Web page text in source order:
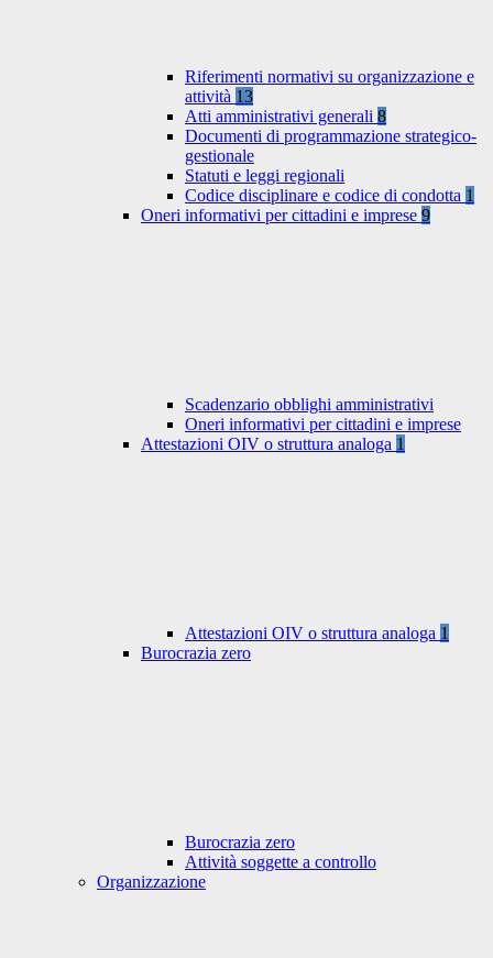
Riferimenti normativi su organizzazione e
attività 13
Atti amministrativi generali 8
Documenti di programmazione strategico-
gestionale
Statuti e leggi regionali
Codice disciplinare e codice di condotta 1
Oneri informativi per cittadini e imprese 9
Scadenzario obblighi amministrativi
Oneri informativi per cittadini e imprese
Attestazioni OIV o struttura analoga 1
Attestazioni OIV o struttura analoga 1
Burocrazia zero
Burocrazia zero
Attività soggette a controllo
Organizzazione